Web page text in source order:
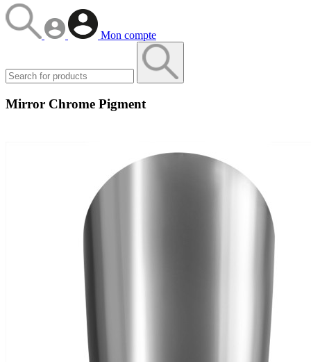
Mon compte
Mirror Chrome Pigment